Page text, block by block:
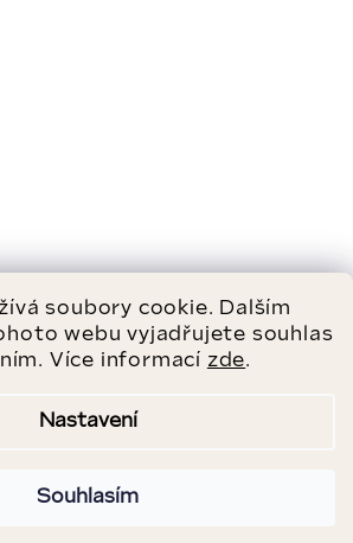
soubory cookie. Dalším
webu vyjadřujete souhlas
Více informací zde.
Nastavení
Souhlasím